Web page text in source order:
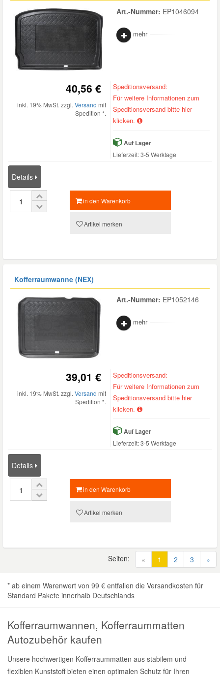
Art.-Nummer: EP1046094
mehr
40,56 €
inkl. 19% MwSt. zzgl.Versand mit
Spedition *.
Speditionsversand:
Für weitere Informationen zum
Speditionsversand bitte hier
klicken.
Auf Lager
Lieferzeit: 3-5 Werktage
Details
in den Warenkorb
Artikel merken
Kofferraumwanne (NEX)
Art.-Nummer: EP1052146
mehr
39,01 €
inkl. 19% MwSt. zzgl. Versand mit
Spedition *.
Speditionsversand:
Für weitere Informationen zum
Speditionsversand bitte hier
klicken.
Auf Lager
Lieferzeit: 3-5 Werktage
Details
in den Warenkorb
Artikel merken
« 1 (current)
2 3 »
Seiten:
* ab einem Warenwert von 99 € entfallen die Versandkosten für
Standard Pakete innerhalb Deutschlands
Kofferraumwannen, Kofferraummatten
Autozubehör kaufen
Unsere hochwertigen Kofferraummatten aus stabilem und
flexiblen Kunststoff bieten einen optimalen Schutz für Ihren